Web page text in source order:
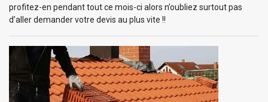
profitez-en pendant tout ce mois-ci alors n’oubliez surtout pas
d’aller demander votre devis au plus vite !!